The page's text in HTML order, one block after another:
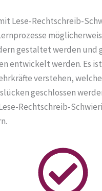
Lese-Rechtschreib-
gestaltet werden
entwickelt werden. Es
verstehen, welche
geschlossen
Rechtschreib-